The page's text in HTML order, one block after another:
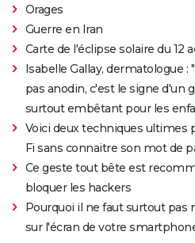
Orages
Guerre en Iran
Carte de l'éclipse solaire du 12
Isabelle Gallay, dermatologue :
pas anodin, c'est le signe d'un
surtout embêtant pour les
Voici deux techniques ultimes
Fi sans connaitre son mot de
Ce geste tout bête est
bloquer les hackers
Pourquoi il ne faut surtout
sur l'écran de votre